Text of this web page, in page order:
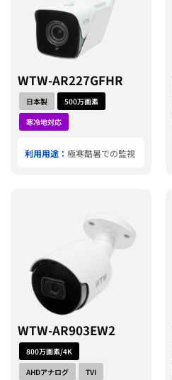
WTW-AR227GFHR
日本製
500万画素
寒冷地対応
利用用途： 極寒酷暑での監視
WTW-AR903EW2
800万画素/4K
AHDアナログ
TVI